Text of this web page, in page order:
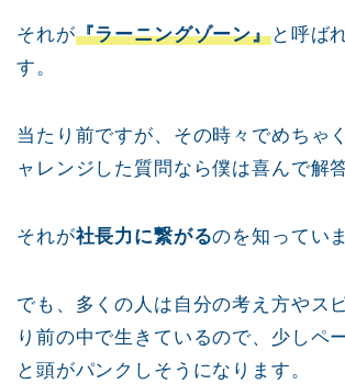
それが『ラーニングゾーン』と呼ば
す。
当たり前ですが、その時々でめちゃ
ャレンジした質問なら僕は喜んで解
それが社長力に繋がるのを知ってい
でも、多くの人は自分の考え方やス
り前の中で生きているので、少しペ
と頭がパンクしそうになります。